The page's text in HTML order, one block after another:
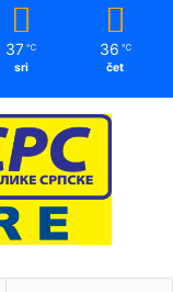
37 ℃
sri
36 ℃
čet